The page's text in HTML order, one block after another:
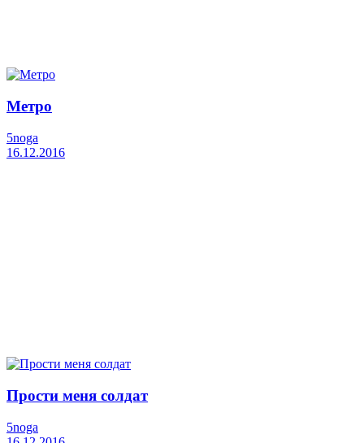
Метро
5noga
16.12.2016
Прости меня солдат
5noga